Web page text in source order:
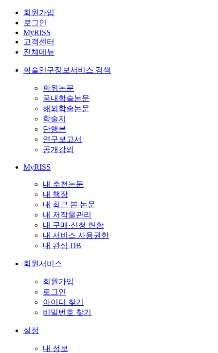
회원가입
로그인
MyRISS
고객센터
전체메뉴
학술연구정보서비스 검색
학위논문
국내학술논문
해외학술논문
학술지
단행본
연구보고서
공개강의
MyRISS
내 추천논문
내 책장
내 최근 본 논문
내 저작물관리
내 구매·신청 현황
내 서비스 사용권한
내 관심 DB
회원서비스
회원가입
로그인
아이디 찾기
비밀번호 찾기
설정
내 정보